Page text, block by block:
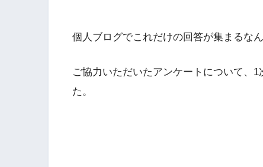
個人ブログでこれだけの回答が集まるな
ご協力いただいたアンケートについて、
た。